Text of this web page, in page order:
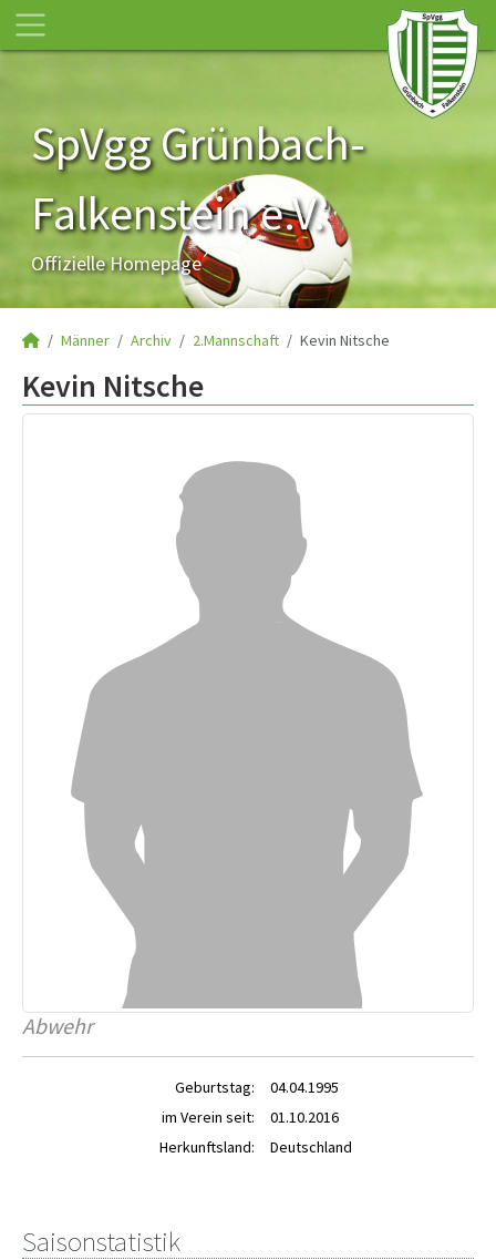
SpVgg Grünbach-
Falkenstein e.V.
Offizielle Homepage
Männer Archiv 2.Mannschaft Kevin Nitsche
Kevin Nitsche
Abwehr
Geburtstag:
04.04.1995
im Verein seit:
01.10.2016
Herkunftsland:
Deutschland
Saisonstatistik